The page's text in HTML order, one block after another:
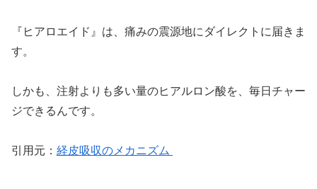
『ヒアロエイド』は、痛みの震源地にダイレクトに届きま
す。
しかも、注射よりも多い量のヒアルロン酸を、毎日チャー
ジできるんです。
引用元： 経皮吸収のメカニズム